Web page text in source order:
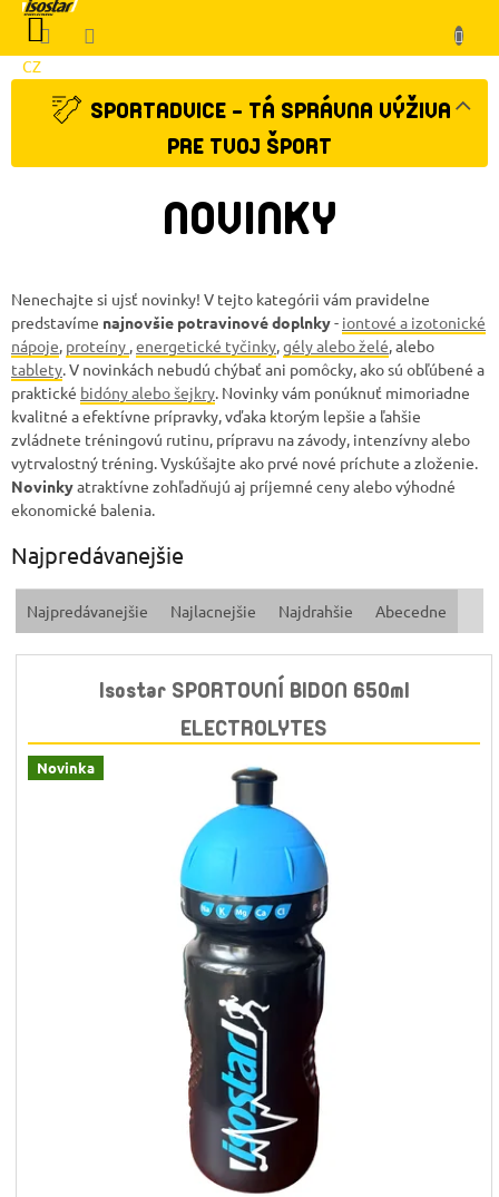
Prejsť
obsah
CZ
Klient
NÁKUPNÝ
KOŠÍK
SPORTADVICE - TÁ SPRÁVNA VÝŽIVA
PRE TVOJ ŠPORT
NOVINKY
Nenechajte si ujsť novinky! V tejto kategórii vám pravidelne
predstavíme najnovšie potravinové doplnky- iontové a izotonické
nápoje, proteíny ,energetické tyčinky,gély alebo želé, alebo
tablety. V novinkách nebudú chýbať ani pomôcky, ako sú obľúbené a
praktické bidóny alebo šejkry. Novinky vám ponúknuť mimoriadne
kvalitné a efektívne prípravky, vďaka ktorým lepšie a ľahšie
zvládnete tréningovú rutinu, prípravu na závody, intenzívny alebo
vytrvalostný tréning. Vyskúšajte ako prvé nové príchute a zloženie.
Novinkyatraktívne zohľadňujú aj príjemné ceny alebo výhodné
ekonomické balenia.
Najpredávanejšie
R
d
Najpredávanejšie Najlacnejšie Najdrahšie Abecedne
Isostar SPORTOVNÍ BIDON 650ml
ELECTROLYTES
Novinka